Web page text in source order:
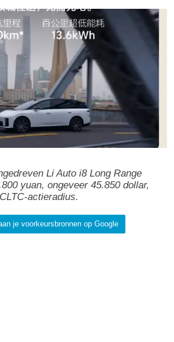
Li Auto i8 Long Range
yuan, ongeveer 45.850 dollar,
actieradius.
je voorkeursbronnen op Google